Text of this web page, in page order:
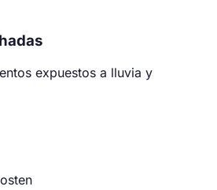
expuestos a lluvia y